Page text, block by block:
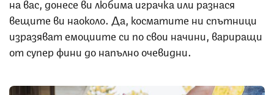
вещите ви наоколо. Да, косматите ни спътници
изразяват емоциите си по свои начини, вариращи
от супер фини до напълно очевидни.